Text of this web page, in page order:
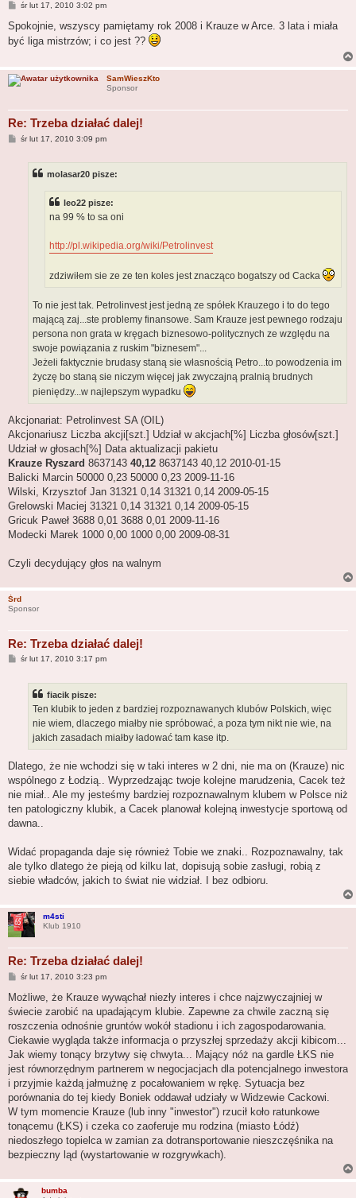
P
s
śr lut 17, 2010 3:02 pm
Spokojnie, wszyscy pamiętamy rok 2008 i Krauze w Arce. 3 lata i miała
być liga mistrzów; i co jest ??
SamWieszKto
Sponsor
Re: Trzeba działać dalej!
Pśr lut 17, 2010 3:09 pm
molasar20 pisze:
leo22 pisze:
na 99 % to sa oni
http://pl.wikipedia.org/wiki/Petrolinvest
zdziwiłem sie ze ze ten koles jest znacząco bogatszy od Cacka
To nie jest tak. Petrolinvest jest jedną ze spółek Krauzego i to do tego
mającą zaj...ste problemy finansowe. Sam Krauze jest pewnego rodzaju
persona non grata w kręgach biznesowo-politycznych ze względu na
swoje powiązania z ruskim "biznesem"...
Jeżeli faktycznie brudasy staną sie własnością Petro...to powodzenia im
życzę bo staną sie niczym więcej jak zwyczajną pralnią brudnych
pieniędzy...w najlepszym wypadku
Akcjonariat: Petrolinvest SA (OIL)
Akcjonariusz Liczba akcji[szt.] Udział w akcjach[%] Liczba głosów[szt.]
Udział w głosach[%] Data aktualizacji pakietu
Krauze Ryszard 8637143 40,12 8637143 40,12 2010-01-15
Balicki Marcin 50000 0,23 50000 0,23 2009-11-16
Wilski, Krzysztof Jan 31321 0,14 31321 0,14 2009-05-15
Grelowski Maciej 31321 0,14 31321 0,14 2009-05-15
Gricuk Paweł 3688 0,01 3688 0,01 2009-11-16
Modecki Marek 1000 0,00 1000 0,00 2009-08-31
Czyli decydujący głos na walnym
Śrd
Sponsor
Re: Trzeba działać dalej!
Pśr lut 17, 2010 3:17 pm
fiacik pisze:
Ten klubik to jeden z bardziej rozpoznawanych klubów Polskich, więc
nie wiem, dlaczego miałby nie spróbować, a poza tym nikt nie wie, na
jakich zasadach miałby ładować tam kase itp.
Dlatego, że nie wchodzi się w taki interes w 2 dni, nie ma on (Krauze) nic
wspólnego z Łodzią.. Wyprzedzając twoje kolejne marudzenia, Cacek też
nie miał.. Ale my jesteśmy bardziej rozpoznawalnym klubem w Polsce niż
ten patologiczny klubik, a Cacek planował kolejną inwestycje sportową od
dawna..
Widać propaganda daje się również Tobie we znaki.. Rozpoznawalny, tak
ale tylko dlatego że pieją od kilku lat, dopisują sobie zasługi, robią z
siebie władców, jakich to świat nie widział. I bez odbioru.
m4sti
Klub 1910
Re: Trzeba działać dalej!
P
s
śr lut 17, 2010 3:23 pm
Możliwe, że Krauze wywąchał niezły interes i chce najzwyczajniej w
świecie zarobić na upadającym klubie. Zapewne za chwile zaczną się
roszczenia odnośnie gruntów wokół stadionu i ich zagospodarowania.
Ciekawie wygląda także informacja o przyszłej sprzedaży akcji kibicom...
Jak wiemy tonący brzytwy się chwyta... Mający nóż na gardle ŁKS nie
jest równorzędnym partnerem w negocjacjach dla potencjalnego inwestora
i przyjmie każdą jałmużnę z pocałowaniem w rękę. Sytuacja bez
porównania do tej kiedy Boniek oddawał udziały w Widzewie Cackowi.
W tym momencie Krauze (lub inny "inwestor") rzucił koło ratunkowe
tonącemu (ŁKS) i czeka co zaoferuje mu rodzina (miasto Łódź)
niedoszłego topielca w zamian za dotransportowanie nieszczęśnika na
bezpieczny ląd (wystartowanie w rozgrywkach).
bumba